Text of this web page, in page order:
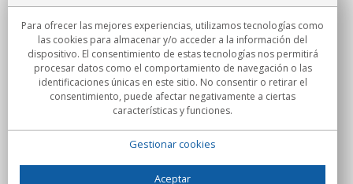
Sobre nosotros
Compromisos
Compras
Para ofrecer las mejores experiencias, utilizamos tecnologías como
las cookies para almacenar y/o acceder a la información del
dispositivo. El consentimiento de estas tecnologías nos permitirá
procesar datos como el comportamiento de navegación o las
identificaciones únicas en este sitio. No consentir o retirar el
consentimiento, puede afectar negativamente a ciertas
características y funciones.
Gestionar cookies
Aceptar